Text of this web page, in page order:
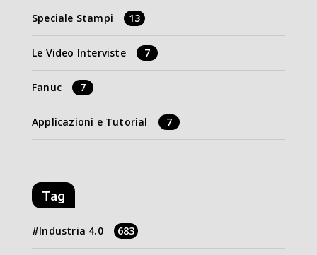
Speciale Stampi 13
Le Video Interviste 7
Fanuc 7
Applicazioni e Tutorial 7
Tag
Industria 4.0 683